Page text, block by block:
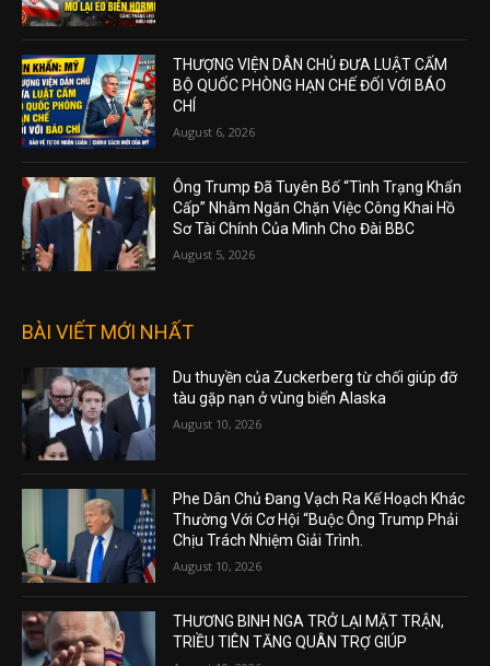
THƯỢNG VIỆN DÂN CHỦ ĐƯA LUẬT CẤM
BỘ QUỐC PHÒNG HẠN CHẾ ĐỐI VỚI BÁO
CHÍ
August 6, 2026
Ông Trump Đã Tuyên Bố “Tình Trạng Khẩn
Cấp” Nhằm Ngăn Chặn Việc Công Khai Hồ
Sơ Tài Chính Của Mình Cho Đài BBC
August 5, 2026
BÀI VIẾT MỚI NHẤT
Du thuyền của Zuckerberg từ chối giúp đỡ
tàu gặp nạn ở vùng biển Alaska
August 10, 2026
Phe Dân Chủ Đang Vạch Ra Kế Hoạch Khác
Thường Với Cơ Hội “Buộc Ông Trump Phải
Chịu Trách Nhiệm Giải Trình.
August 10, 2026
THƯƠNG BINH NGA TRỞ LẠI MẶT TRẬN,
TRIỀU TIÊN TĂNG QUÂN TRỢ GIÚP